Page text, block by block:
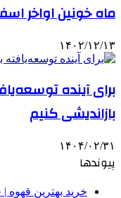
ماه خونین اواخر
۱۴۰۲/۱۲/۱۳
برای آینده
بازاندیشی کنیم
۱۴۰۴/۰۲/۳۱
پیوندها
خرید بهترین قهوه